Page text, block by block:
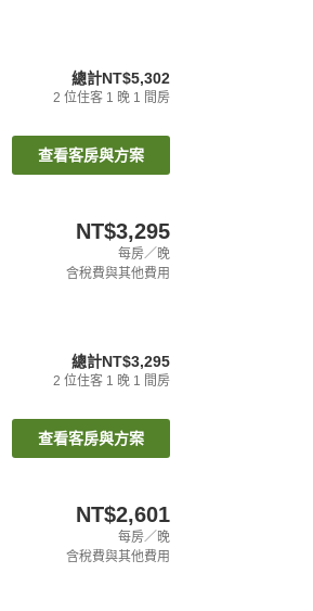
總計NT$5,302
2 位住客 1 晚 1 間房
查看客房與方案
NT$3,295
每房／晚
含稅費與其他費用
總計NT$3,295
2 位住客 1 晚 1 間房
查看客房與方案
NT$2,601
每房／晚
含稅費與其他費用